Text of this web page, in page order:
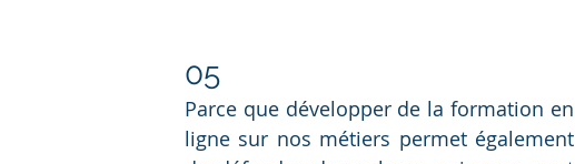
05
Parce que développer de la formation en
ligne sur nos métiers permet également